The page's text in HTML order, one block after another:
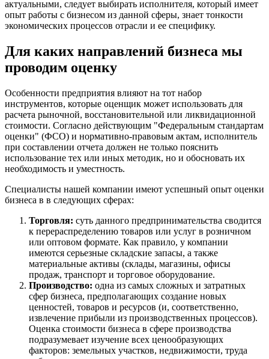
актуальными, следует выбирать исполнителя, который имеет
опыт работы с бизнесом из данной сферы, знает тонкости
экономических процессов отрасли и ее специфику.
Для каких направлений бизнеса мы
проводим оценку
Особенности предприятия влияют на тот набор
инструментов, которые оценщик может использовать для
расчета рыночной, восстановительной или ликвидационной
стоимости. Согласно действующим "Федеральным стандартам
оценки" (ФСО) и нормативно-правовым актам, исполнитель
при составлении отчета должен не только пояснить
использование тех или иных методик, но и обосновать их
необходимость и уместность.
Специалисты нашей компании имеют успешный опыт оценки
бизнеса в в следующих сферах:
Торговля: суть данного предпринимательства сводится
к перераспределению товаров или услуг в розничном
или оптовом формате. Как правило, у компании
имеются серьезные складские запасы, а также
материальные активы (склады, магазины, офисы
продаж, транспорт и торговое оборудование.
Производство: одна из самых сложных и затратных
сфер бизнеса, предполагающих создание новых
ценностей, товаров и ресурсов (и, соответственно,
извлечение прибыли из производственных процессов).
Оценка стоимости бизнеса в сфере производства
подразумевает изучение всех ценообразующих
факторов: земельных участков, недвижимости, труда
Боровичи
Брянск
Бугуруслан
Бузулук
Буй
Буйнакск
Бутурлиновка
Валдай
Валуйки
Великие Луки
Великий Новгород
Великий Устюг
Вельск
Верещагино
Верхний Уфалей
Верхняя Пышма
Верхняя Салда
Видное
Владивосток
Владикавказ
Владимир
Волгоград
Волгодонск